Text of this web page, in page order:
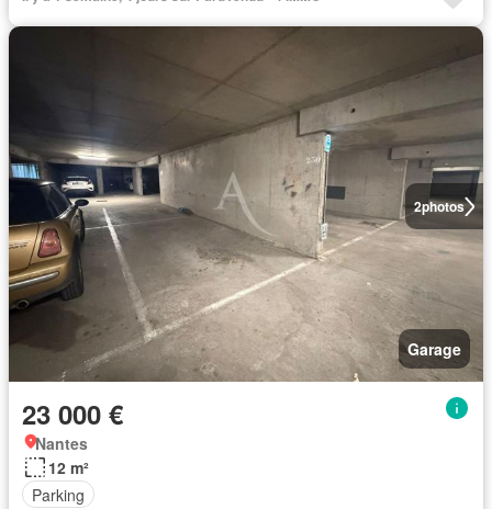
2photos
Garage
23 000 €
Nantes
12 m²
Parking